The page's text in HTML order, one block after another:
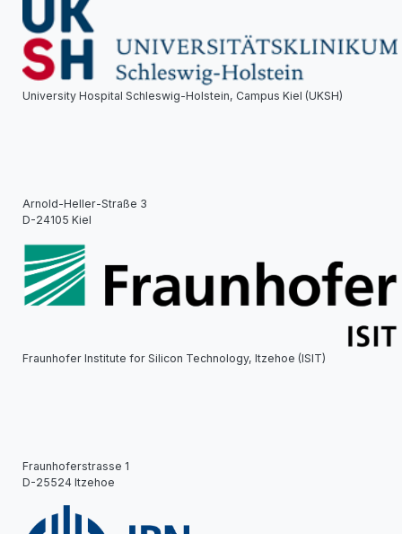
University Hospital Schleswig-Holstein, Campus Kiel (UKSH)
Arnold-Heller-Straße 3
D-24105 Kiel
Fraunhofer Institute for Silicon Technology, Itzehoe (ISIT)
Fraunhoferstrasse 1
D-25524 Itzehoe